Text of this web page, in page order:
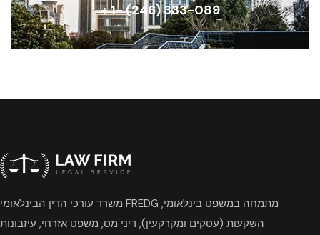
+ 1- (246) 333-089
משרד עורכי הדין הבינלאומי FREDG מתמחה במשפט בינלאומי,
השקעות (עסקים ומקרקעין), דיני מס, משפט אזרחי, עיזבונות